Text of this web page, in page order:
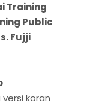
Training
Public
Fujji
koran